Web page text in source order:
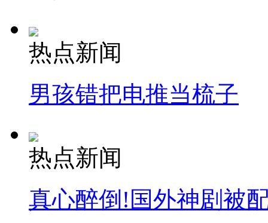
热点新闻
男孩错把电推当梳子
热点新闻
真心醉倒!国外神剧被